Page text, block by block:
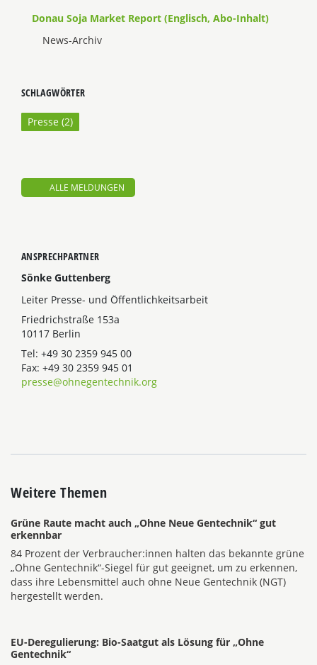
Donau Soja Market Report (Englisch, Abo-Inhalt)
News-Archiv
SCHLAGWÖRTER
Presse (2)
ALLE MELDUNGEN
ANSPRECHPARTNER
Sönke Guttenberg
Leiter Presse- und Öffentlichkeitsarbeit
Friedrichstraße 153a
10117 Berlin
Tel: +49 30 2359 945 00
Fax: +49 30 2359 945 01
presse@ohnegentechnik.org
Weitere Themen
Grüne Raute macht auch „Ohne Neue Gentechnik“ gut
erkennbar
84 Prozent der Verbraucher:innen halten das bekannte grüne
„Ohne Gentechnik“-Siegel für gut geeignet, um zu erkennen,
dass ihre Lebensmittel auch ohne Neue Gentechnik (NGT)
hergestellt werden.
EU-Deregulierung: Bio-Saatgut als Lösung für „Ohne
Gentechnik“